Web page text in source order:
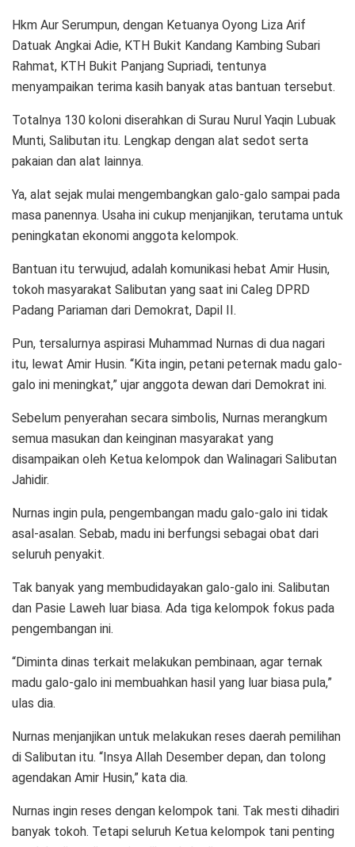
Hkm Aur Serumpun, dengan Ketuanya Oyong Liza Arif
Datuak Angkai Adie, KTH Bukit Kandang Kambing Subari
Rahmat, KTH Bukit Panjang Supriadi, tentunya
menyampaikan terima kasih banyak atas bantuan tersebut.
Totalnya 130 koloni diserahkan di Surau Nurul Yaqin Lubuak
Munti, Salibutan itu. Lengkap dengan alat sedot serta
pakaian dan alat lainnya.
Ya, alat sejak mulai mengembangkan galo-galo sampai pada
masa panennya. Usaha ini cukup menjanjikan, terutama untuk
peningkatan ekonomi anggota kelompok.
Bantuan itu terwujud, adalah komunikasi hebat Amir Husin,
tokoh masyarakat Salibutan yang saat ini Caleg DPRD
Padang Pariaman dari Demokrat, Dapil II.
Pun, tersalurnya aspirasi Muhammad Nurnas di dua nagari
itu, lewat Amir Husin. “Kita ingin, petani peternak madu galo-
galo ini meningkat,” ujar anggota dewan dari Demokrat ini.
Sebelum penyerahan secara simbolis, Nurnas merangkum
semua masukan dan keinginan masyarakat yang
disampaikan oleh Ketua kelompok dan Walinagari Salibutan
Jahidir.
Nurnas ingin pula, pengembangan madu galo-galo ini tidak
asal-asalan. Sebab, madu ini berfungsi sebagai obat dari
seluruh penyakit.
Tak banyak yang membudidayakan galo-galo ini. Salibutan
dan Pasie Laweh luar biasa. Ada tiga kelompok fokus pada
pengembangan ini.
“Diminta dinas terkait melakukan pembinaan, agar ternak
madu galo-galo ini membuahkan hasil yang luar biasa pula,”
ulas dia.
Nurnas menjanjikan untuk melakukan reses daerah pemilihan
di Salibutan itu. “Insya Allah Desember depan, dan tolong
agendakan Amir Husin,” kata dia.
Nurnas ingin reses dengan kelompok tani. Tak mesti dihadiri
banyak tokoh. Tetapi seluruh Ketua kelompok tani penting